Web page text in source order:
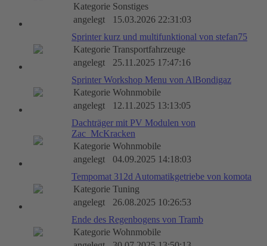
Kategorie Sonstiges
angelegt
15.03.2026 22:31:03
Sprinter kurz und multifunktional von stefan75
Kategorie Transportfahrzeuge
angelegt
25.11.2025 17:47:16
Sprinter Workshop Menu von AlBondigaz
Kategorie Wohnmobile
angelegt
12.11.2025 13:13:05
Dachträger mit PV Modulen von
Zac_McKracken
Kategorie Wohnmobile
angelegt
04.09.2025 14:18:03
Tempomat 312d Automatikgetriebe von komota
Kategorie Tuning
angelegt
26.08.2025 10:26:53
Ende des Regenbogens von Tramb
Kategorie Wohnmobile